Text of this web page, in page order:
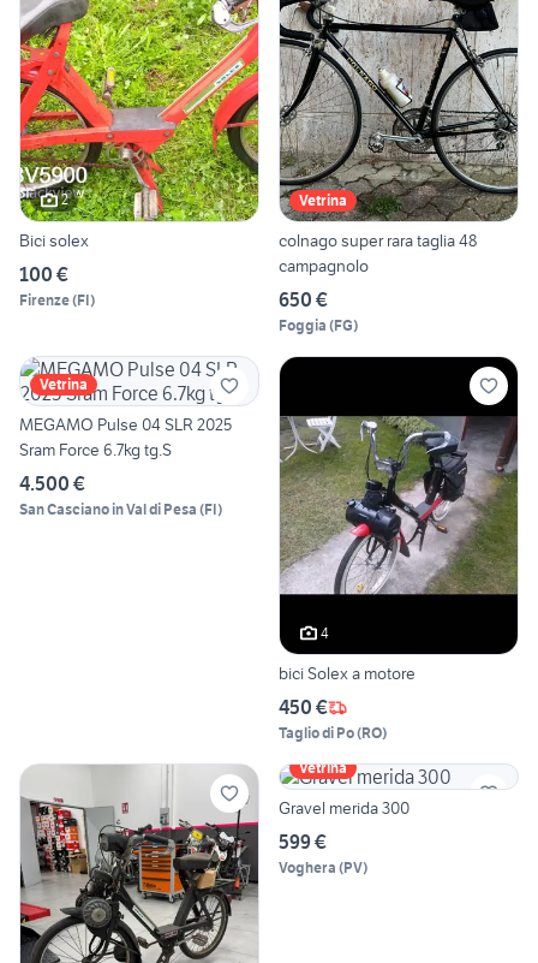
2
Bici solex
100 €
Firenze(FI)
Vetrina
colnago super rara taglia 48
campagnolo
650 €
Foggia (FG)
Vetrina
MEGAMO Pulse 04 SLR 2025
Sram Force 6.7kg tg.S
4.500 €
San Casciano in Val di Pesa (FI)
4
bici Solex a motore
450 €
Taglio di Po(RO)
Vetrina
Gravel merida 300
599 €
Voghera (PV)